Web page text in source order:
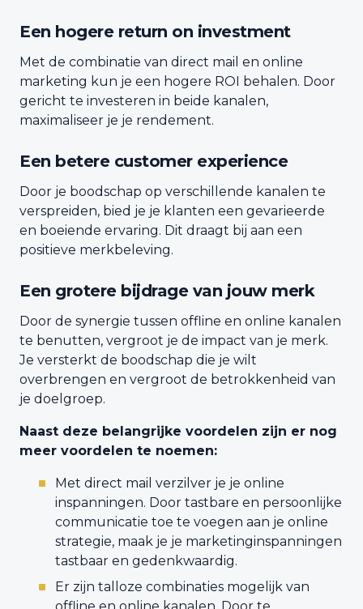
Een hogere return on investment
Met de combinatie van direct mail en online
marketing kun je een hogere ROI behalen. Door
gericht te investeren in beide kanalen,
maximaliseer je je rendement.
Een betere customer experience
Door je boodschap op verschillende kanalen te
verspreiden, bied je je klanten een gevarieerde
en boeiende ervaring. Dit draagt bij aan een
positieve merkbeleving.
Een grotere bijdrage van jouw merk
Door de synergie tussen offline en online kanalen
te benutten, vergroot je de impact van je merk.
Je versterkt de boodschap die je wilt
overbrengen en vergroot de betrokkenheid van
je doelgroep.
Naast deze belangrijke voordelen zijn er nog
meer voordelen te noemen:
Met direct mail verzilver je je online
inspanningen. Door tastbare en persoonlijke
communicatie toe te voegen aan je online
strategie, maak je je marketinginspanningen
tastbaar en gedenkwaardig.
Er zijn talloze combinaties mogelijk van